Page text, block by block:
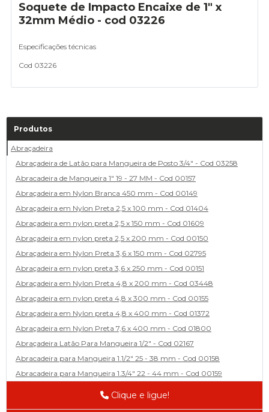
Soquete de Impacto Encaixe de 1" x
32mm Médio - cod 03226
Especificações técnicas
Cod 03226
Produtos
Abraçadeira
Abraçadeira de Latão para Mangueira de Posto 3/4" - Cod 03258
Abracadeira de Mangueira 1" 19 - 27 MM - Cod 00157
Abraçadeira em Nylon Branca 450 mm - Cod 00149
Abraçadeira em Nylon Preta 2,5 x 100 mm - Cod 01404
Abraçadeira em nylon preta 2,5 x 150 mm - Cod 01609
Abraçadeira em nylon preta 2,5 x 200 mm - Cod 00150
Abraçadeira em Nylon Preta 3,6 x 150 mm - Cod 02795
Abraçadeira em nylon preta 3,6 x 250 mm - Cod 00151
Abraçadeira em Nylon Preta 4,8 x 200 mm - Cod 03448
Abraçadeira em nylon preta 4,8 x 300 mm - Cod 00155
Abraçadeira em Nylon preta 4,8 x 400 mm - Cod 01372
Abraçadeira em Nylon Preta 7,6 x 400 mm - Cod 01800
Abraçadeira Latão Para Mangueira 1/2" - Cod 02167
Abracadeira para Mangueira 1.1/2" 25 - 38 mm - Cod 00158
Abracadeira para Mangueira 1.3/4" 22 - 44 mm - Cod 00159
Abracadeira para Mangueira 1/2' 14 - 22 - Cod 02585
Clique e ligue!